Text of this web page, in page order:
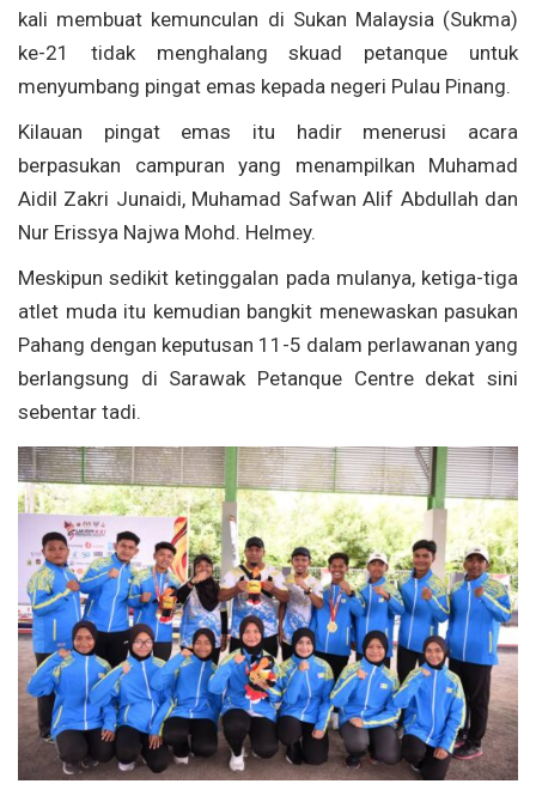
kali membuat kemunculan di Sukan Malaysia (Sukma)
ke-21 tidak menghalang skuad petanque untuk
menyumbang pingat emas kepada negeri Pulau Pinang.
Kilauan pingat emas itu hadir menerusi acara
berpasukan campuran yang menampilkan Muhamad
Aidil Zakri Junaidi, Muhamad Safwan Alif Abdullah dan
Nur Erissya Najwa Mohd. Helmey.
Meskipun sedikit ketinggalan pada mulanya, ketiga-tiga
atlet muda itu kemudian bangkit menewaskan pasukan
Pahang dengan keputusan 11-5 dalam perlawanan yang
berlangsung di Sarawak Petanque Centre dekat sini
sebentar tadi.